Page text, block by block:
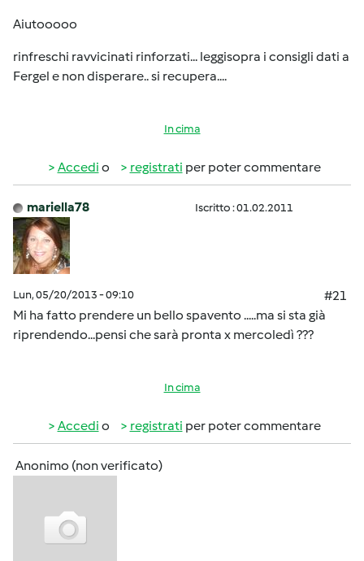
Aiutooooo
rinfreschi ravvicinati rinforzati... leggisopra i consigli dati a
Fergel e non disperare.. si recupera....
In cima
Accedi o registrati per poter commentare
mariella78 Iscritto : 01.02.2011
Lun, 05/20/2013 - 09:10
#21
Mi ha fatto prendere un bello spavento .....ma si sta già
riprendendo...pensi che sarà pronta x mercoledì ???
In cima
Accedi o registrati per poter commentare
Anonimo (non verificato)